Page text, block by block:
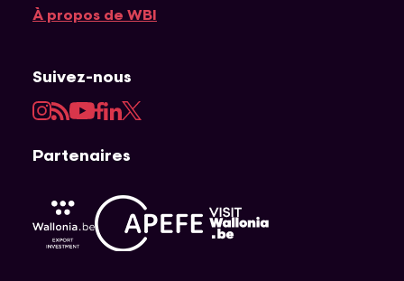
À propos de WBI
Suivez-nous
Instagram
RSSYouTube
Facebook
LinkedIn
Twitter
Partenaires
AWEX
Visit Wallonia